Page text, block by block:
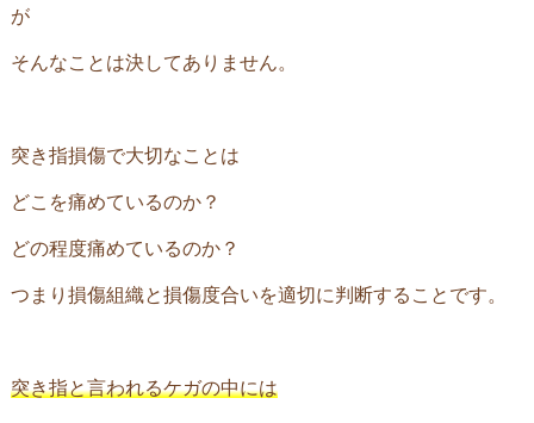
が
そんなことは決してありません。
突き指損傷で大切なことは
どこを痛めているのか？
どの程度痛めているのか？
つまり損傷組織と損傷度合いを適切に判断することです。
突き指と言われるケガの中には